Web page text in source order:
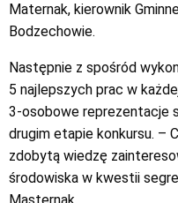
Maternak, kierownik
Bodzechowie.
Następnie z spośród
5 najlepszych prac w
3-osobowe reprezentacje
drugim etapie konkursu. –
zdobytą wiedzę
środowiska w kwestii